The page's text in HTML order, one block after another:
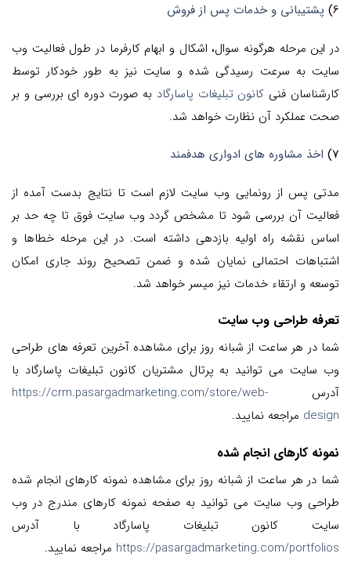
6) پشتیبانی و خدمات پس از فروش
در این مرحله هرگونه سوال، اشکال و ابهام کارفرما در طول فعالیت وب
سایت به سرعت رسیدگی شده و سایت نیز به طور خودکار توسط
کارشناسان فنی کانون تبلیغات پاسارگاد به صورت دوره ای بررسی و بر
صحت عملکرد آن نظارت خواهد شد.
7) اخذ مشاوره های ادواری هدفمند
مدتی پس از رونمایی وب سایت لازم است تا نتایج بدست آمده از
فعالیت آن بررسی شود تا مشخص گردد وب سایت فوق تا چه حد بر
اساس نقشه راه اولیه بازدهی داشته است. در این مرحله خطاها و
اشتباهات احتمالی نمایان شده و ضمن تصحیح روند جاری امکان
توسعه و ارتقاء خدمات نیز میسر خواهد شد.
تعرفه طراحی وب سایت
شما در هر ساعت از شبانه روز برای مشاهده آخرین تعرفه های طراحی
وب سایت می توانید به پرتال مشتریان کانون تبلیغات پاسارگاد با
آدرس https://crm.pasargadmarketing.com/store/web-
design مراجعه نمایید.
نمونه کارهای انجام شده
شما در هر ساعت از شبانه روز برای مشاهده نمونه کارهای انجام شده
طراحی وب سایت می توانید به صفحه نمونه کارهای مندرج در وب
سایت کانون تبلیغات پاسارگاد با آدرس
https://pasargadmarketing.com/portfolios مراجعه نمایید.